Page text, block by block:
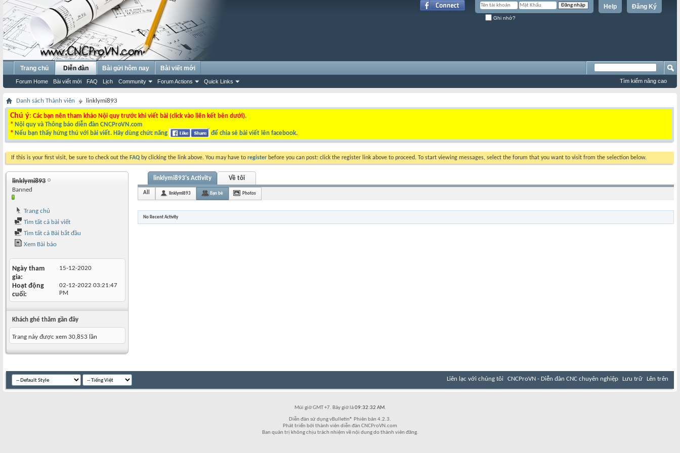
Đăng Ký
Help
Ghi nhớ?
Trang chủ Diễn đàn
Forum Home Bài viết mới FAQ Lịch Community Forum Actions Quick Links
Bài gửi hôm nay Bài viết mới
Tìm kiếm nâng cao
Danh sách Thành viên linklymi893
Chú ý: Các bạn nên tham khảo Nội quy trước khi viết bài (click vào liên kết bên dưới).
* Nội quy và Thông báo diễn đàn CNCProVN.com
* Nếu bạn thấy hứng thú với bài viết. Hãy dùng chức năng để chia sẻ bài viết lên facebook.
If this is your first visit, be sure to check out the FAQ by clicking the link above. You may have to register before you can post: click the register link above to proceed. To start viewing messages, select the forum that you want to visit from the selection below.
linklymi893
Banned
Trang chủ
Tìm tất cả bài viết
Tìm tất cả Bài bắt đầu
Xem Bài báo
Ngày tham
gia
15-12-2020
Hoạt động
cuối
02-12-2022 03:21:47
PM
Khách ghé thăm gần đây
Trang này được xem 30,853 lần
linklymi893's Activity Về tôi
All linklymi893 Bạn bè Photos
No Recent Activity
Liên lạc với chúng tôi CNCProVN - Diễn đàn CNC chuyên nghiệp Lưu trữ Lên trên
Múi giờ GMT +7. Bây giờ là09:32:32 AM.
Diễn đàn sử dụng vBulletin® Phiên bản 4.2.3.
Phát triển bởi thành viên diễn đàn CNCProVN.com
Ban quản trị không chịu trách nhiệm về nội dung do thành viên đăng.